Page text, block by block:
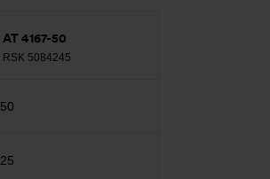
AT 4167-50
RSK 5084245
50
25